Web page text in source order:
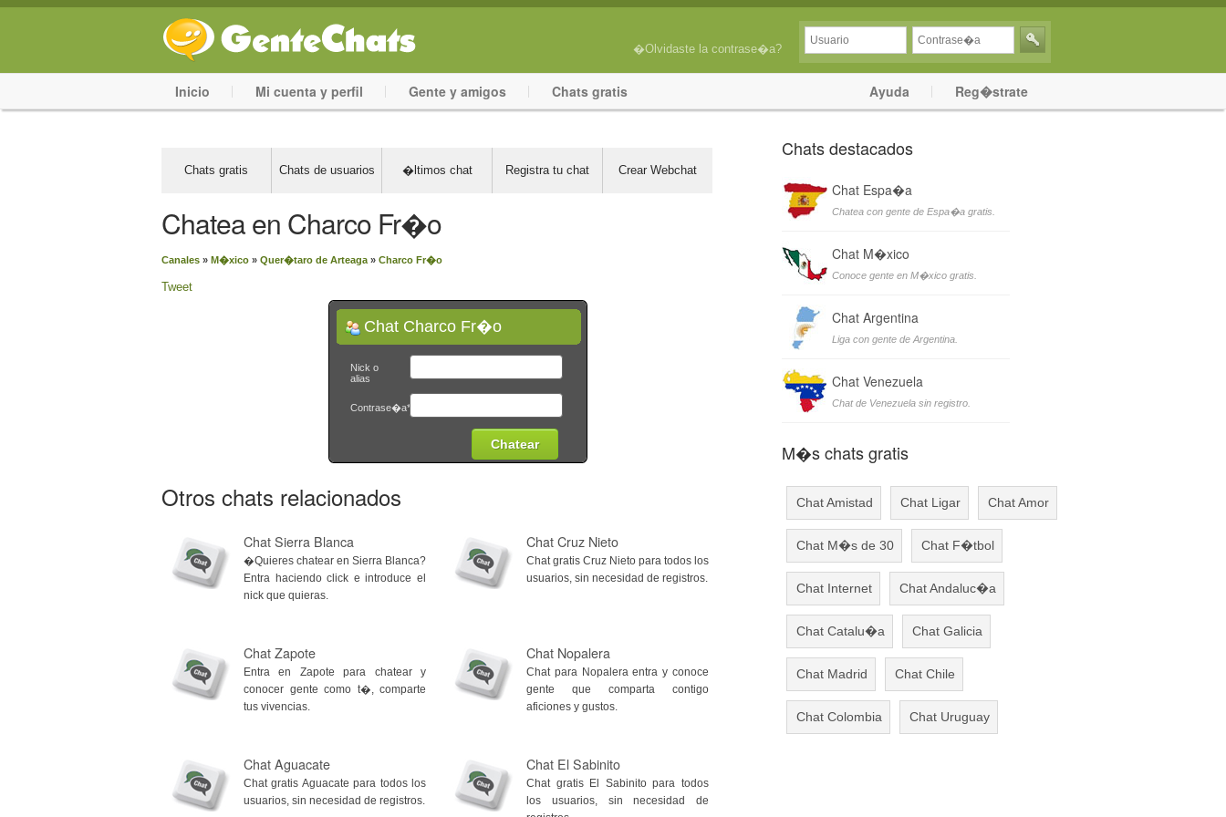
�Olvidaste la contrase�a?
Inicio Mi cuenta y perfil Gente y amigos Chats gratis Ayuda Reg�strate
Chats gratis Chats de usuarios �ltimos chat Registra tu chat Crear Webchat
Chatea en Charco Fr�o
Canales » M�xico » Quer�taro de Arteaga » Charco Fr�o
Tweet
Chat Charco Fr�o
Nick o
alias
Contrase�a*
Otros chats relacionados
Chat Sierra Blanca
�Quieres chatear en Sierra Blanca?
Entra haciendo click e introduce el
nick que quieras.
Chat Cruz Nieto
Chat gratis Cruz Nieto para todos los
usuarios, sin necesidad de registros.
Chat Zapote
Entra en Zapote para chatear y
conocer gente como t�, comparte
tus vivencias.
Chat Nopalera
Chat para Nopalera entra y conoce
gente que comparta contigo
aficiones y gustos.
Chat Aguacate
Chat gratis Aguacate para todos los
usuarios, sin necesidad de registros.
Chat El Sabinito
Chat gratis El Sabinito para todos
los usuarios, sin necesidad de
Chats destacados
Chat Espa�a
Chatea con gente de Espa�a gratis.
Chat M�xico
Conoce gente en M�xico gratis.
Chat Argentina
Liga con gente de Argentina.
Chat Venezuela
Chat de Venezuela sin registro.
M�s chats gratis
Chat Amistad Chat Ligar Chat Amor
Chat M�s de 30 Chat F�tbol
Chat Internet Chat Andaluc�a
Chat Catalu�a Chat Galicia
Chat Madrid Chat Chile
Chat Colombia Chat Uruguay